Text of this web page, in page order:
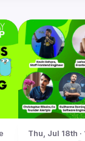
Thu, Jul 18th ·